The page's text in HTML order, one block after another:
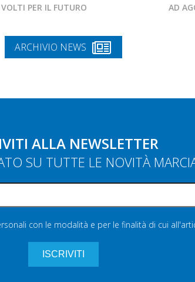
PER IL FUTURO AD
ARCHIVIO NEWS
ALLA NEWSLETTER
SU TUTTE LE NOVITÀ
con le modalità e per le finalità di cui